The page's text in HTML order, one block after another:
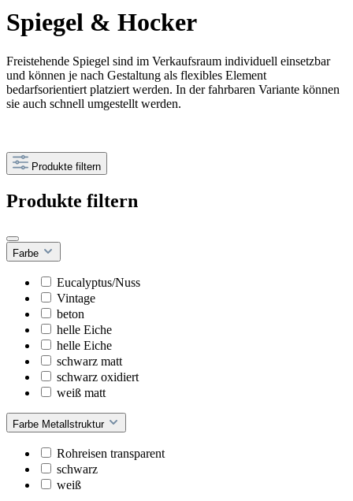
Spiegel & Hocker
Freistehende Spiegel sind im Verkaufsraum individuell einsetzbar
und können je nach Gestaltung als flexibles Element
bedarfsorientiert platziert werden. In der fahrbaren Variante können
sie auch schnell umgestellt werden.
Produkte filtern
Produkte filtern
Farbe
Eucalyptus/Nuss
Vintage
beton
helle Eiche
helle Eiche
schwarz matt
schwarz oxidiert
weiß matt
Farbe Metallstruktur
Rohreisen transparent
schwarz
weiß